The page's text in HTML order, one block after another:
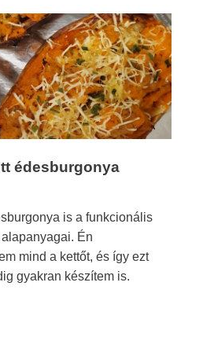
édesburgonya
is a funkcionális
Én
mind a kettőt, és így ezt
gyakran készítem is.